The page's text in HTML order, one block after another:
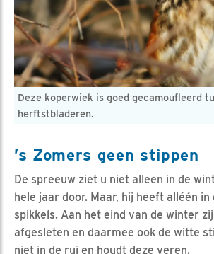
Deze koperwiek is goed gecamoufleerd
herftstbladeren.
’s Zomers geen stippen
De spreeuw ziet u niet alleen in de
hele jaar door. Maar, hij heeft alléén in
spikkels. Aan het eind van de winter
afgesleten en daarmee ook de witte
niet in de rui en houdt deze veren.